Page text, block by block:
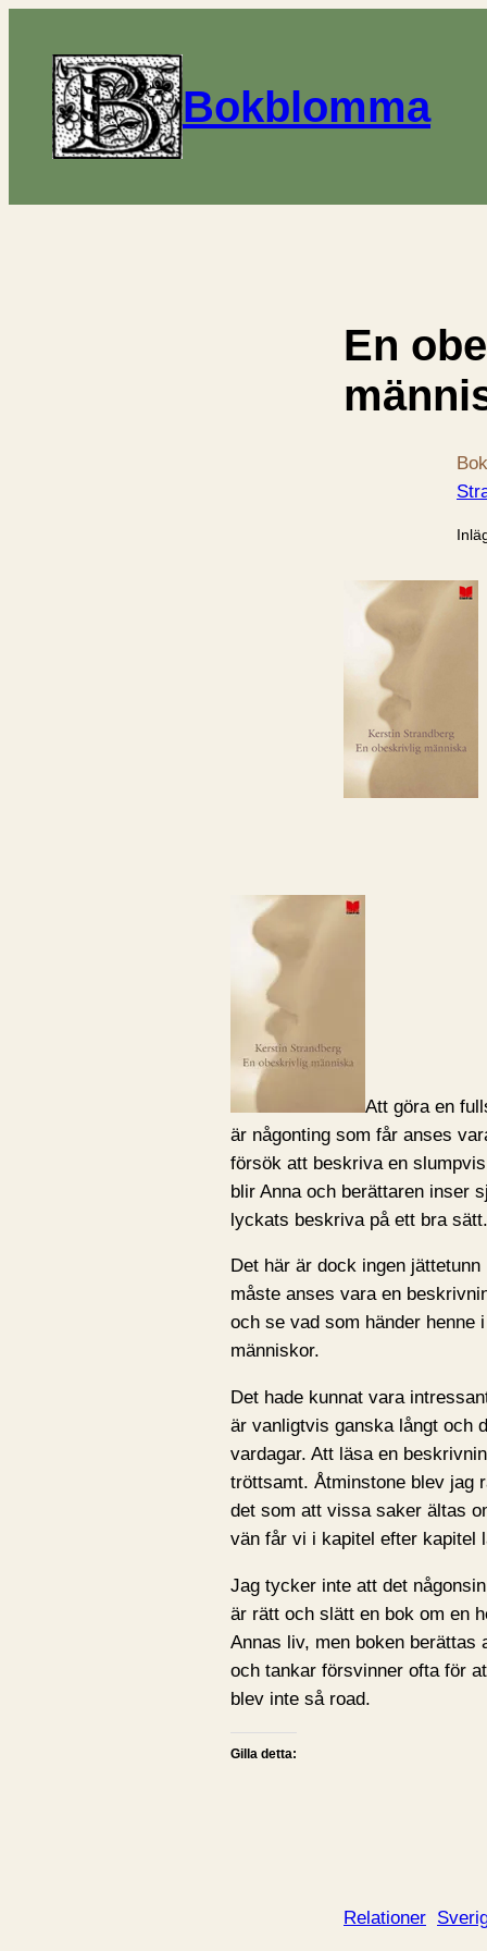
Bokblomma
En
Att göra en
är någonting som får anses
försök att beskriva en
blir Anna och berättaren inser
lyckats beskriva på ett bra sätt.
Det här är dock ingen
måste anses vara en
och se vad som händer henne
människor.
Det hade kunnat vara
är vanligtvis ganska långt och
vardagar. Att läsa en
tröttsamt. Åtminstone blev jag
det som att vissa saker ältas
vän får vi i kapitel efter kapitel
Jag tycker inte att det
är rätt och slätt en bok om en
Annas liv, men boken berättas
och tankar försvinner ofta för
blev inte så road.
Gilla detta:
Relationer